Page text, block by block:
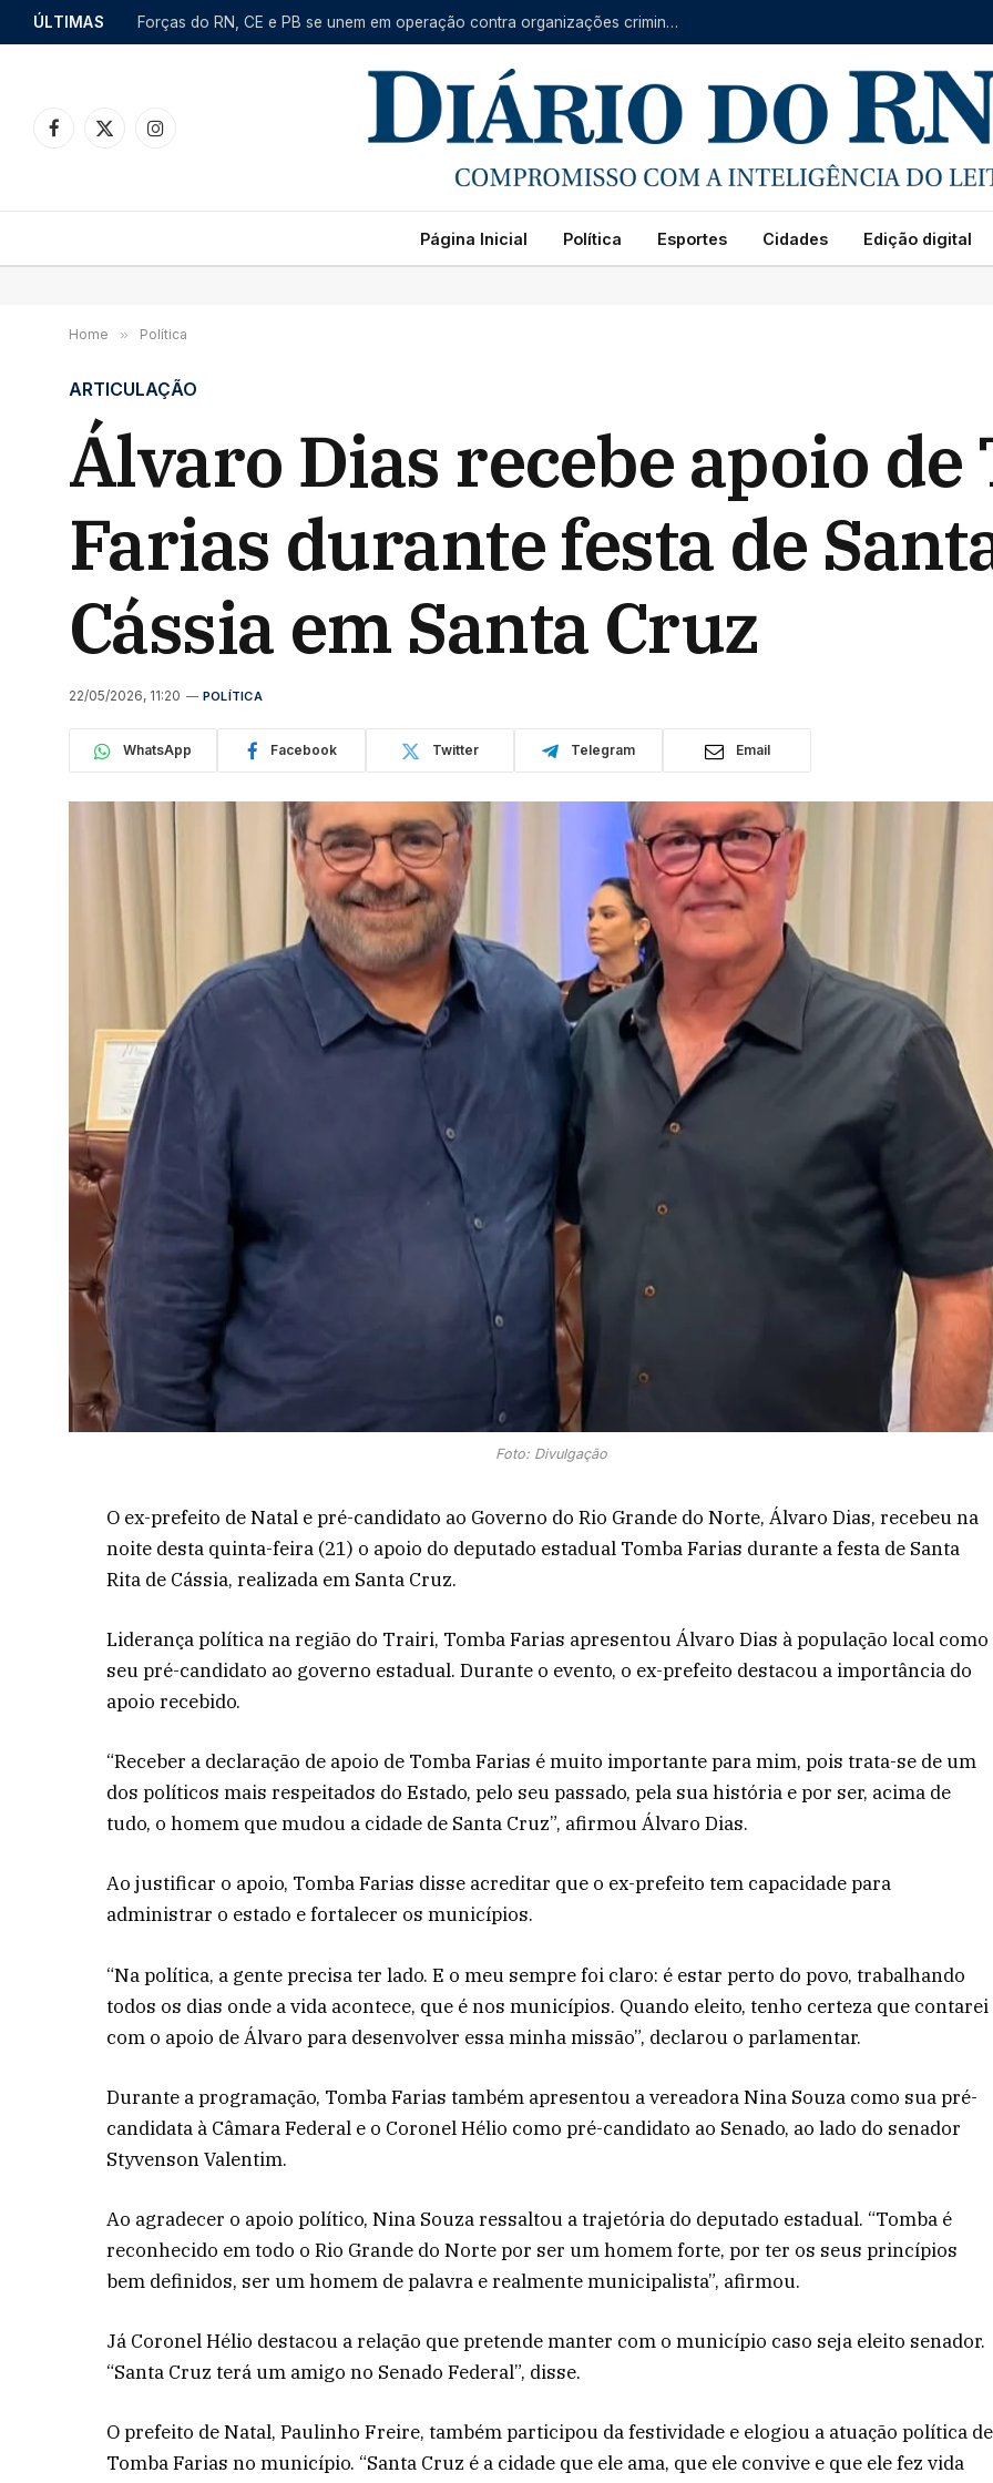
ÚLTIMAS Forças do RN, CE e PB se unem em operação contra organizações criminosas
Facebook
X
Instagram
Página Inicial Política Esportes Cidades Edição digital
Home » Política
ARTICULAÇÃO
Álvaro Dias recebe apoio de
Farias durante festa de
Cássia em Santa Cruz
22/05/2026, 11:20 POLÍTICA
WhatsApp Facebook Twitter Telegram Email
Foto: Divulgação
O ex-prefeito de Natal e pré-candidato ao Governo do Rio Grande do Norte, Álvaro Dias, recebeu na
noite desta quinta-feira (21) o apoio do deputado estadual Tomba Farias durante a festa de Santa
Rita de Cássia, realizada em Santa Cruz.
Liderança política na região do Trairi, Tomba Farias apresentou Álvaro Dias à população local como
seu pré-candidato ao governo estadual. Durante o evento, o ex-prefeito destacou a importância do
apoio recebido.
“Receber a declaração de apoio de Tomba Farias é muito importante para mim, pois trata-se de um
dos políticos mais respeitados do Estado, pelo seu passado, pela sua história e por ser, acima de
tudo, o homem que mudou a cidade de Santa Cruz”, afirmou Álvaro Dias.
Ao justificar o apoio, Tomba Farias disse acreditar que o ex-prefeito tem capacidade para
administrar o estado e fortalecer os municípios.
“Na política, a gente precisa ter lado. E o meu sempre foi claro: é estar perto do povo, trabalhando
todos os dias onde a vida acontece, que é nos municípios. Quando eleito, tenho certeza que contarei
com o apoio de Álvaro para desenvolver essa minha missão”, declarou o parlamentar.
Durante a programação, Tomba Farias também apresentou a vereadora Nina Souza como sua pré-
candidata à Câmara Federal e o Coronel Hélio como pré-candidato ao Senado, ao lado do senador
Styvenson Valentim.
Ao agradecer o apoio político, Nina Souza ressaltou a trajetória do deputado estadual. “Tomba é
reconhecido em todo o Rio Grande do Norte por ser um homem forte, por ter os seus princípios
bem definidos, ser um homem de palavra e realmente municipalista”, afirmou.
Já Coronel Hélio destacou a relação que pretende manter com o município caso seja eleito senador.
“Santa Cruz terá um amigo no Senado Federal”, disse.
O prefeito de Natal, Paulinho Freire, também participou da festividade e elogiou a atuação política de
Tomba Farias no município. “Santa Cruz é a cidade que ele ama, que ele convive e que ele fez vida